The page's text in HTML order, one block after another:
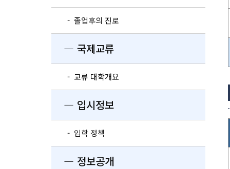
- 졸업후의 진로
― 국제교류
- 교류 대학개요
― 입시정보
- 입학 정책
― 정보공개